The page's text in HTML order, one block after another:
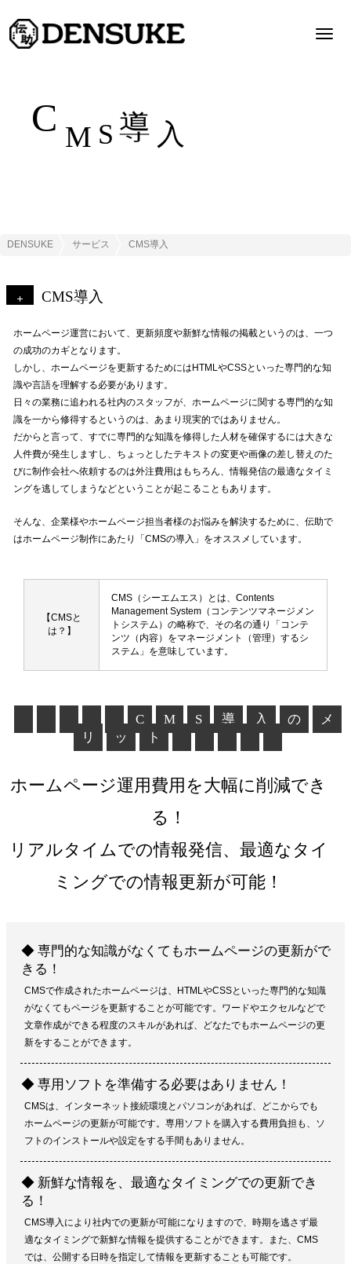
C M S 導 入
DENSUKE サービス CMS導入
CMS導入
ホームページ運営において、更新頻度や新鮮な情報の掲載というのは、一つ
の成功のカギとなります。
しかし、ホームページを更新するためにはHTMLやCSSといった専門的な知
識や言語を理解する必要があります。
日々の業務に追われる社内のスタッフが、ホームページに関する専門的な知
識を一から修得するというのは、あまり現実的ではありません。
だからと言って、すでに専門的な知識を修得した人材を確保するには大きな
人件費が発生しますし、ちょっとしたテキストの変更や画像の差し替えのた
びに制作会社へ依頼するのは外注費用はもちろん、情報発信の最適なタイミ
ングを逃してしまうなどということが起こることもあります。
そんな、企業様やホームページ担当者様のお悩みを解決するために、伝助で
はホームページ制作にあたり「CMSの導入」をオススメしています。
【CMSと
は？】
CMS（シーエムエス）とは、Contents
Management System（コンテンツマネージメン
トシステム）の略称で、その名の通り「コンテ
ンツ（内容）をマネージメント（管理）するシ
ステム」を意味しています。
C M S 導 入 の
メ
リ
ッ ト
ホームページ運用費用を大幅に削減でき
る！
リアルタイムでの情報発信、最適なタイ
ミングでの情報更新が可能！
◆ 専門的な知識がなくてもホームページの更新がで
きる！
CMSで作成されたホームページは、HTMLやCSSといった専門的な知識
がなくてもページを更新することが可能です。ワードやエクセルなどで
文章作成ができる程度のスキルがあれば、どなたでもホームページの更
新をすることができます。
◆ 専用ソフトを準備する必要はありません！
CMSは、インターネット接続環境とパソコンがあれば、どこからでも
ホームページの更新が可能です。専用ソフトを購入する費用負担も、ソ
フトのインストールや設定をする手間もありません。
◆ 新鮮な情報を、最適なタイミングでの更新でき
る！
CMS導入により社内での更新が可能になりますので、時期を逃さず最
適なタイミングで新鮮な情報を提供することができます。また、CMS
では、公開する日時を指定して情報を更新することも可能です。